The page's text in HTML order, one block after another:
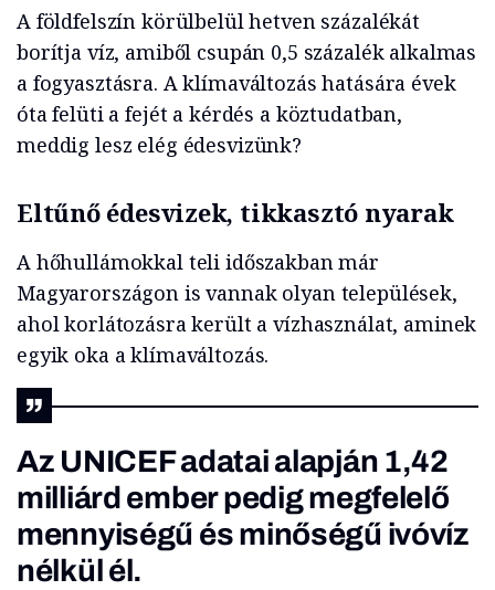
A földfelszín körülbelül hetven százalékát
borítja víz, amiből csupán 0,5 százalék alkalmas
a fogyasztásra. A klímaváltozás hatására évek
óta felüti a fejét a kérdés a köztudatban,
meddig lesz elég édesvizünk?
Eltűnő édesvizek, tikkasztó nyarak
A hőhullámokkal teli időszakban már
Magyarországon is vannak olyan települések,
ahol korlátozásra került a vízhasználat, aminek
egyik oka a klímaváltozás.
Az UNICEF adatai alapján 1,42
milliárd ember pedig megfelelő
mennyiségű és minőségű ivóvíz
nélkül él.